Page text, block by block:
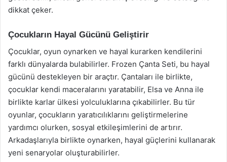
dikkat çeker.
Çocukların Hayal Gücünü Geliştirir
Çocuklar, oyun oynarken ve hayal kurarken kendilerini
farklı dünyalarda bulabilirler. Frozen Çanta Seti, bu hayal
gücünü destekleyen bir araçtır. Çantaları ile birlikte,
çocuklar kendi maceralarını yaratabilir, Elsa ve Anna ile
birlikte karlar ülkesi yolculuklarına çıkabilirler. Bu tür
oyunlar, çocukların yaratıcılıklarını geliştirmelerine
yardımcı olurken, sosyal etkileşimlerini de artırır.
Arkadaşlarıyla birlikte oynarken, hayal güçlerini kullanarak
yeni senaryolar oluşturabilirler.